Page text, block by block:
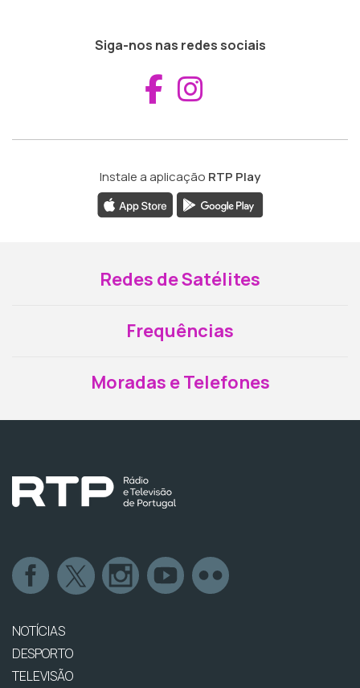
Siga-nos nas redes sociais
Aceder ao
Instale a aplicação RTP Play
Redes de Satélites
Frequências
Moradas e Telefones
NOTÍCIAS
DESPORTO
TELEVISÃO